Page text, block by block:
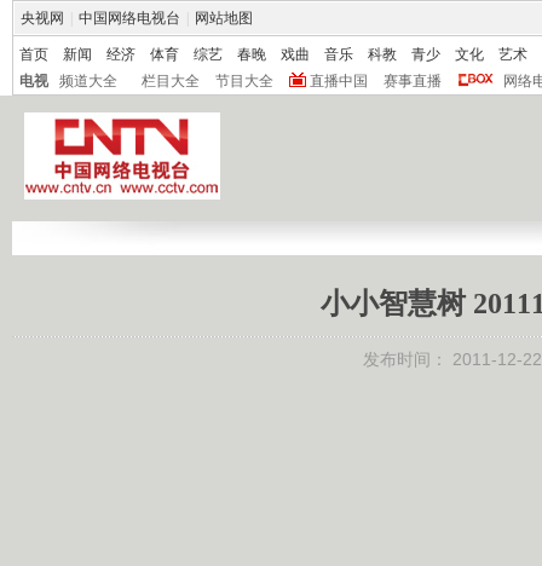
央视网 中国网络电视台 网站地图
首页 新闻 经济 体育 综艺 春晚 戏曲 音乐 科教 青少 文化
艺术
电视
频道大全 栏目大全 节目大全 直播中国 赛事直播 网络
小小智慧树
发布时间： 2011-12-